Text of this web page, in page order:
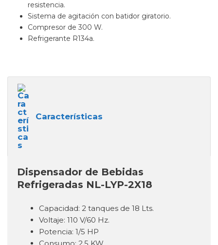
resistencia.
Sistema de agitación con batidor giratorio.
Compresor de 300 W.
Refrigerante R134a.
Características
Dispensador de Bebidas
Refrigeradas NL-LYP-2X18
Capacidad: 2 tanques de 18 Lts.
Voltaje: 110 V/60 Hz.
Potencia: 1/5 HP
Consumo: 2.5 KW